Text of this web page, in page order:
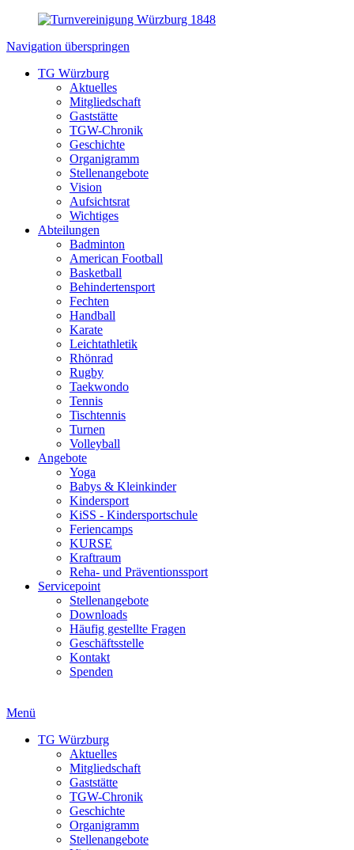
Navigation überspringen
TG Würzburg
Aktuelles
Mitgliedschaft
Gaststätte
TGW-Chronik
Geschichte
Organigramm
Stellenangebote
Vision
Aufsichtsrat
Wichtiges
Abteilungen
Badminton
American Football
Basketball
Behindertensport
Fechten
Handball
Karate
Leichtathletik
Rhönrad
Rugby
Taekwondo
Tennis
Tischtennis
Turnen
Volleyball
Angebote
Yoga
Babys & Kleinkinder
Kindersport
KiSS - Kindersportschule
Feriencamps
KURSE
Kraftraum
Reha- und Präventionssport
Servicepoint
Stellenangebote
Downloads
Häufig gestellte Fragen
Geschäftsstelle
Kontakt
Spenden
Menü
TG Würzburg
Aktuelles
Mitgliedschaft
Gaststätte
TGW-Chronik
Geschichte
Organigramm
Stellenangebote